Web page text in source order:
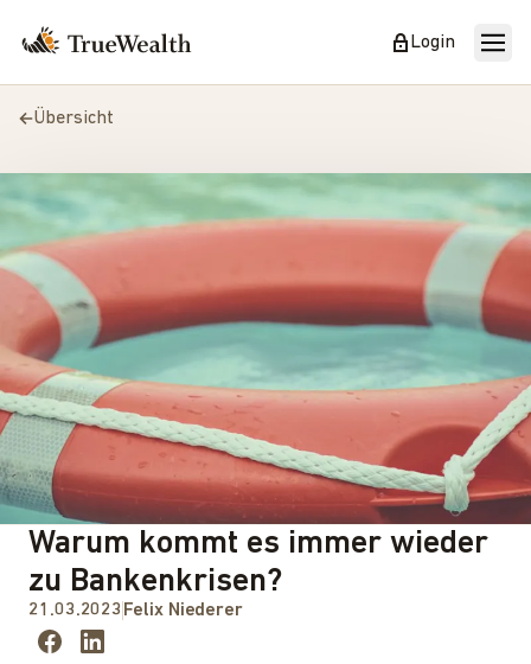
Login
Übersicht
Warum kommt es immer wieder
zu Bankenkrisen?
21.03.2023 Felix Niederer